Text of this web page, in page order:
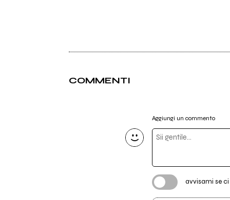
COMMENTI
Aggiungi un commento
avvisami se